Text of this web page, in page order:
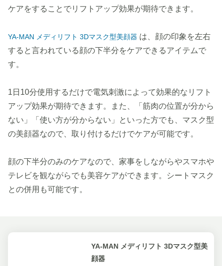
ケアをすることでリフトアップ効果が期待できます。
YA-MAN メディリフト 3Dマスク型美顔器 は、顔の印象を左右
すると言われている顔の下半分をケアできるアイテムで
す。
1日10分使用するだけで電気刺激によって効果的なリフト
アップ効果が期待できます。また、「筋肉の位置が分から
ない」「使い方が分からない」といった方でも、マスク型
の美顔器なので、取り付けるだけでケアが可能です。
顔の下半分のみのケアなので、家事をしながらやスマホや
テレビを観ながらでも美容ケアができます。シートマスク
との併用も可能です。
YA-MAN メディリフト 3Dマスク型美
顔器